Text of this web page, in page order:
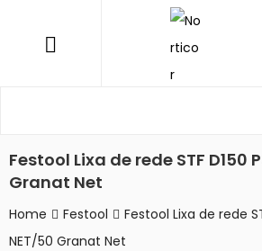
Festool Lixa de rede STF D150
Granat Net
Home Festool
Festool Lixa de rede
NET/50 Granat Net